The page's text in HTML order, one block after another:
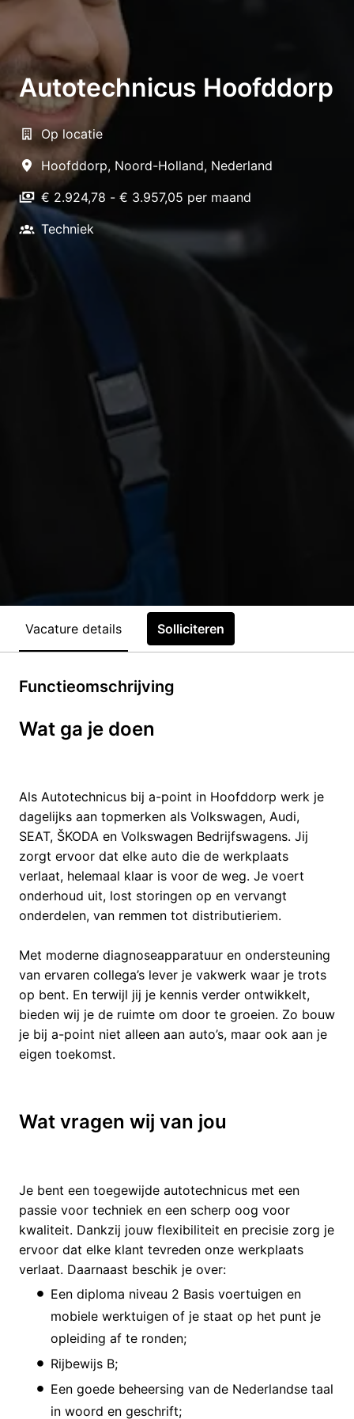
Autotechnicus Hoofddorp
Op locatie
Hoofddorp, Noord-Holland, Nederland
€ 2.924,78 - € 3.957,05 per maand
Techniek
Vacature details Solliciteren
Functieomschrijving
Wat ga je doen
Als Autotechnicus bij a-point in Hoofddorp werk je
dagelijks aan topmerken als Volkswagen, Audi,
SEAT, ŠKODA en Volkswagen Bedrijfswagens. Jij
zorgt ervoor dat elke auto die de werkplaats
verlaat, helemaal klaar is voor de weg. Je voert
onderhoud uit, lost storingen op en vervangt
onderdelen, van remmen tot distributieriem.
Met moderne diagnoseapparatuur en ondersteuning
van ervaren collega’s lever je vakwerk waar je trots
op bent. En terwijl jij je kennis verder ontwikkelt,
bieden wij je de ruimte om door te groeien. Zo bouw
je bij a-point niet alleen aan auto’s, maar ook aan je
eigen toekomst.
Wat vragen wij van jou
Je bent een toegewijde autotechnicus met een
passie voor techniek en een scherp oog voor
kwaliteit. Dankzij jouw flexibiliteit en precisie zorg je
ervoor dat elke klant tevreden onze werkplaats
verlaat. Daarnaast beschik je over:
Een diploma niveau 2 Basis voertuigen en
mobiele werktuigen of je staat op het punt je
opleiding af te ronden;
Rijbewijs B;
Een goede beheersing van de Nederlandse taal
in woord en geschrift;